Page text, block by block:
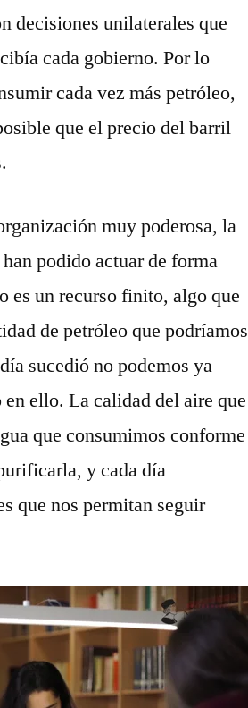
decisiones unilaterales que
cada gobierno. Por lo
cada vez más petróleo,
que el precio del barril
muy poderosa, la
podido actuar de forma
es un recurso finito, algo que
de petróleo que podríamos
sucedió no podemos ya
ello. La calidad del aire que
que consumimos conforme
y cada día
que nos permitan seguir